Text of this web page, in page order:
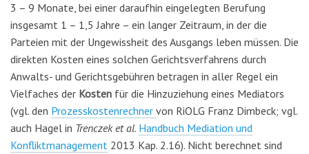
3 – 9 Monate, bei einer daraufhin eingelegten Berufung
insgesamt 1 – 1,5 Jahre – ein langer Zeitraum, in der die
Parteien mit der Ungewissheit des Ausgangs leben müssen. Die
direkten Kosten eines solchen Gerichtsverfahrens durch
Anwalts- und Gerichtsgebühren betragen in aller Regel ein
Vielfaches der Kosten für die Hinzuziehung eines Mediators
(vgl. den Prozesskostenrechner von RiOLG Franz Dimbeck; vgl.
auch Hagel in Trenczek et al. Handbuch Mediation und
Konfliktmanagement 2013 Kap. 2.16). Nicht berechnet sind